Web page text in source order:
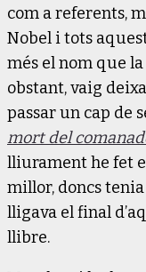
com a referents,
Nobel i tots
més el nom que
obstant, vaig
passar un cap de
mort del
lliurament he fet
millor, doncs
lligava el final
llibre.